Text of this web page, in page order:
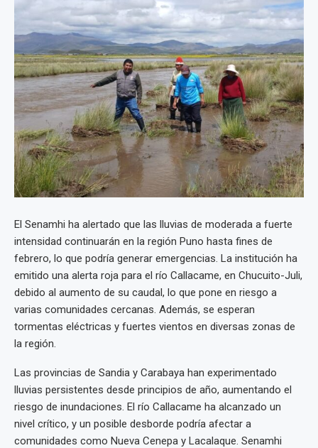
El Senamhi ha alertado que las lluvias de moderada a fuerte
intensidad continuarán en la región Puno hasta fines de
febrero, lo que podría generar emergencias. La institución ha
emitido una alerta roja para el río Callacame, en Chucuito-Juli,
debido al aumento de su caudal, lo que pone en riesgo a
varias comunidades cercanas. Además, se esperan
tormentas eléctricas y fuertes vientos en diversas zonas de
la región.
Las provincias de Sandia y Carabaya han experimentado
lluvias persistentes desde principios de año, aumentando el
riesgo de inundaciones. El río Callacame ha alcanzado un
nivel crítico, y un posible desborde podría afectar a
comunidades como Nueva Cenepa y Lacalaque. Senamhi